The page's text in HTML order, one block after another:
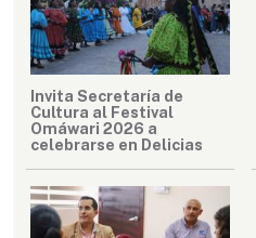
Invita Secretaría de
Cultura al Festival
Omáwari 2026 a
celebrarse en Delicias